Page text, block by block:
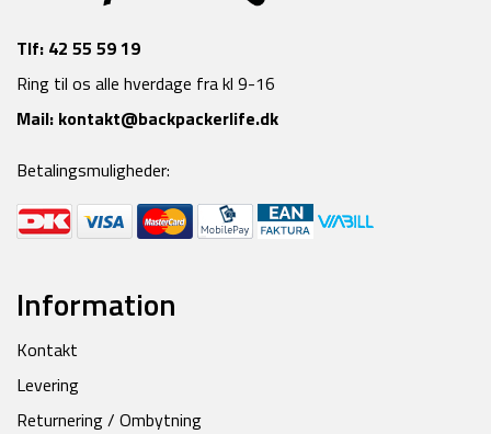
Tlf: 42 55 59 19
Ring til os alle hverdage fra kl 9-16
Mail: kontakt@backpackerlife.dk
Betalingsmuligheder:
Information
Kontakt
Levering
Returnering / Ombytning